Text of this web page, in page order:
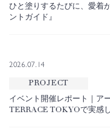
ひと塗りするたびに、愛着
ントガイド』
2026.07.14
PROJECT
イベント開催レポート｜ア
TERRACE TOKYOで実感